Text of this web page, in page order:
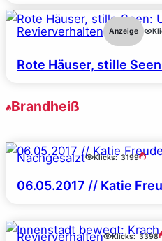
Revierverhalten Anzeige
Rote Häuser, stille
Brandheiß
Nachgesalzt Klicks: 3199
06.05.2017 // Katie
Revierverhalten Klicks: 3398